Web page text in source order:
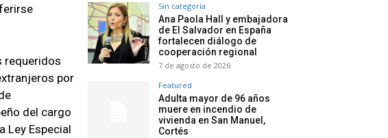
requeridos
por
del cargo
Ley Especial
Sin categoría
Ana Paola Hall y embajadora
de El Salvador en España
fortalecen diálogo de
cooperación regional
7 de agosto de 2026
Featured
Adulta mayor de 96 años
muere en incendio de
vivienda en San Manuel,
Cortés